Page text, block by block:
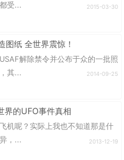
受...
2015-03-30
图纸 全世界震惊！
解除禁令并公布于众的一批照
其...
2014-09-25
界的UFO事件真相
机呢？实际上我也不知道那是什
，...
2013-12-19